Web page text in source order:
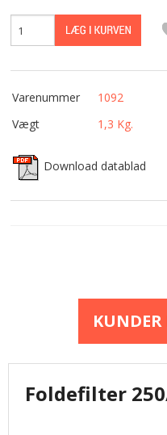
Varenummer
1092
Vægt
1,3 Kg.
Download datablad
Foldefilter